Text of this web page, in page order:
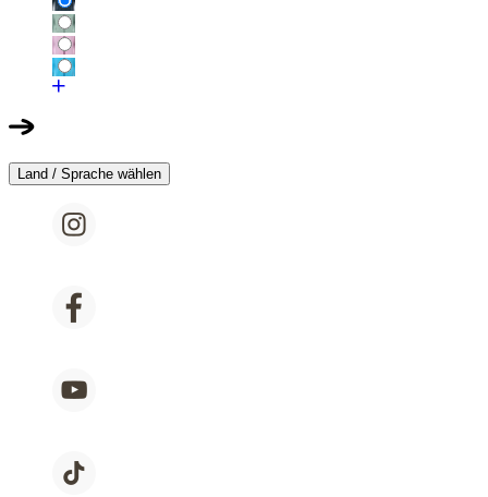
Land / Sprache wählen